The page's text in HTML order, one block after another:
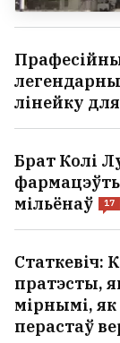
Прафесійны
лінейку
Брат Колі
мільёнаў
17
Статкевіч:
пратэсты,
мірнымі, як
перастаў